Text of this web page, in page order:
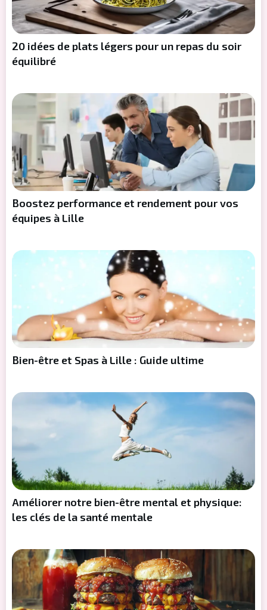
20 idées de plats légers pour un repas du soir
équilibré
Boostez performance et rendement pour vos
équipes à Lille
Bien-être et Spas à Lille : Guide ultime
Améliorer notre bien-être mental et physique:
les clés de la santé mentale